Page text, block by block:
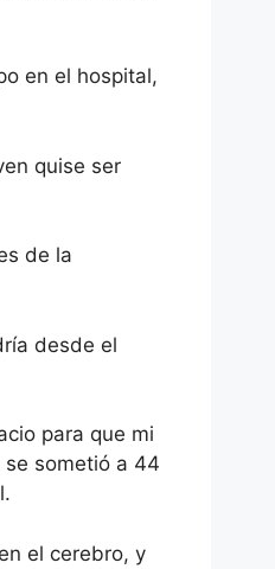
en el hospital,
quise ser
de la
desde el
para que mi
se sometió a 44
el cerebro, y